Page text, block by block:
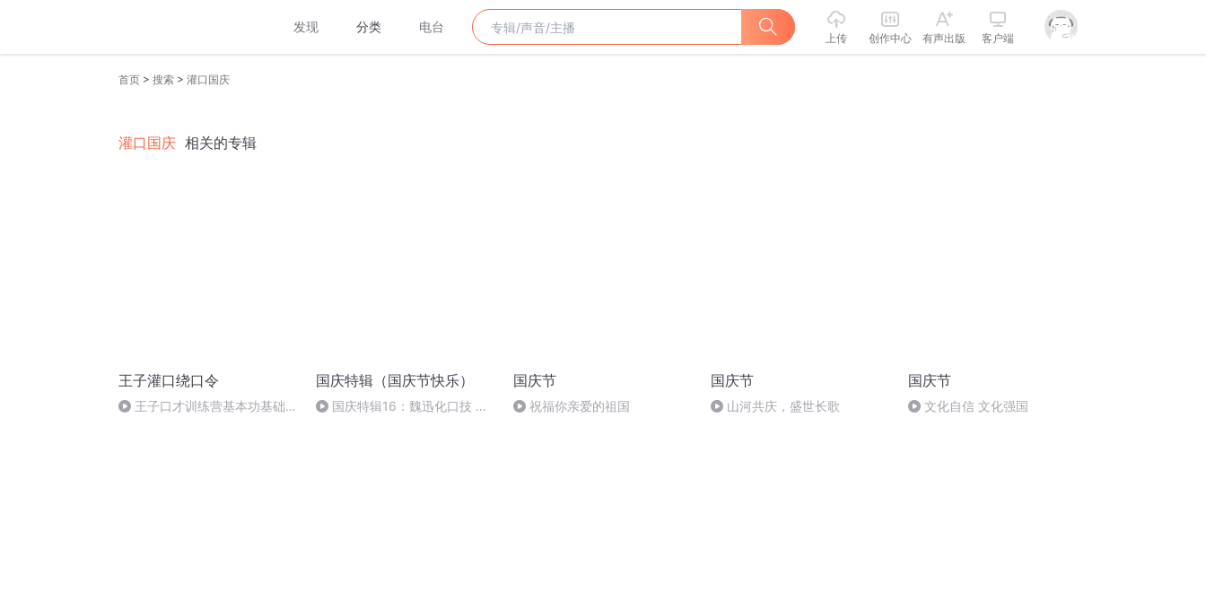
发现 分类 电台
上传 创作中心 有声出版 客户端
首页 > 搜索 > 灌口国庆
灌口国庆 相关的专辑
王子灌口绕口令
王子口才训练营基本功基础版
国庆特辑（国庆节快乐）
国庆特辑16：魏迅化口技 二
国庆节
祝福你亲爱的祖国
国庆节
山河共庆，盛世长歌
国庆节
文化自信 文化强国